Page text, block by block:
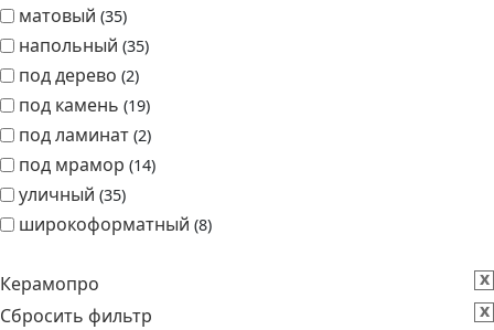
матовый 35
напольный 35
под дерево 2
под камень 19
под ламинат 2
под мрамор 14
уличный 35
широкоформатный 8
Керамопро
x
Сбросить фильтр
x